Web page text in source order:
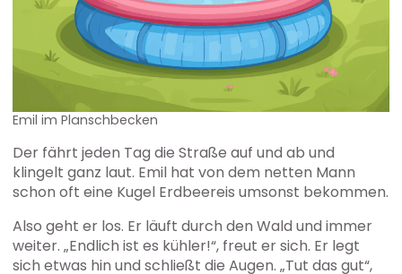
Emil im Planschbecken
Der fährt jeden Tag die Straße auf und ab und
klingelt ganz laut. Emil hat von dem netten Mann
schon oft eine Kugel Erdbeereis umsonst bekommen.
Also geht er los. Er läuft durch den Wald und immer
weiter. „Endlich ist es kühler!“, freut er sich. Er legt
sich etwas hin und schließt die Augen. „Tut das gut“,